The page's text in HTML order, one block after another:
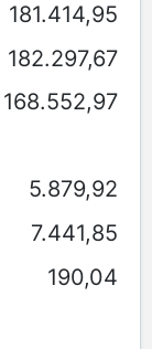
181.414,95
182.297,67
168.552,97
5.879,92
7.441,85
190,04